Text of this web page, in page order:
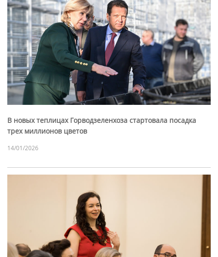
В новых теплицах Горводзеленхоза стартовала посадка
трех миллионов цветов
14/01/2026